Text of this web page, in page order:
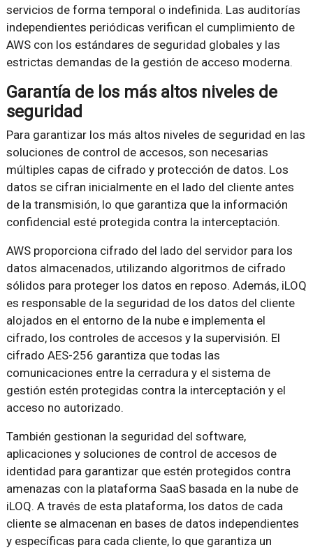
servicios de forma temporal o indefinida. Las auditorías
independientes periódicas verifican el cumplimiento de
AWS con los estándares de seguridad globales y las
estrictas demandas de la gestión de acceso moderna.
Garantía de los más altos niveles de
seguridad
Para garantizar los más altos niveles de seguridad en las
soluciones de control de accesos, son necesarias
múltiples capas de cifrado y protección de datos. Los
datos se cifran inicialmente en el lado del cliente antes
de la transmisión, lo que garantiza que la información
confidencial esté protegida contra la interceptación.
AWS proporciona cifrado del lado del servidor para los
datos almacenados, utilizando algoritmos de cifrado
sólidos para proteger los datos en reposo. Además, iLOQ
es responsable de la seguridad de los datos del cliente
alojados en el entorno de la nube e implementa el
cifrado, los controles de accesos y la supervisión. El
cifrado AES-256 garantiza que todas las
comunicaciones entre la cerradura y el sistema de
gestión estén protegidas contra la interceptación y el
acceso no autorizado.
También gestionan la seguridad del software,
aplicaciones y soluciones de control de accesos de
identidad para garantizar que estén protegidos contra
amenazas con la plataforma SaaS basada en la nube de
iLOQ. A través de esta plataforma, los datos de cada
cliente se almacenan en bases de datos independientes
y específicas para cada cliente, lo que garantiza un